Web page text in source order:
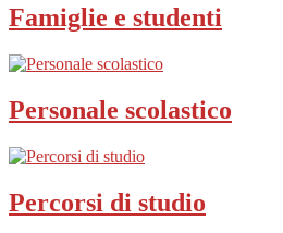
Famiglie e studenti
Personale scolastico
Percorsi di studio